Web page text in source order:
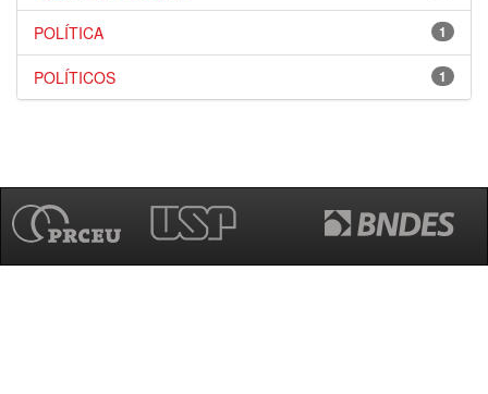
1
POLÍTICA
1
POLÍTICOS